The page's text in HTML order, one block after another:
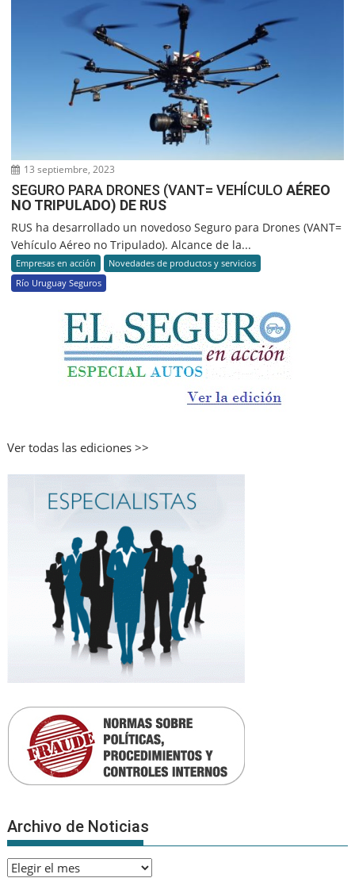
13 septiembre, 2023
SEGURO PARA DRONES (VANT= VEHÍCULOAÉREO
NO TRIPULADO) DE RUS
RUS ha desarrollado un novedoso Seguro para Drones (VANT=
Vehículo Aéreo no Tripulado). Alcance de la...
Empresas en acción
Novedades de productos y servicios
Río Uruguay Seguros
Ver todas las ediciones >>
Archivo de Noticias
Archivo